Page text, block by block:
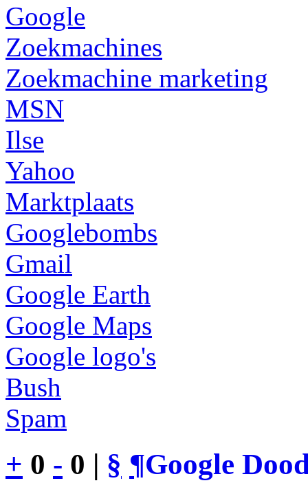
Google
Zoekmachines
Zoekmachine marketing
MSN
Ilse
Yahoo
Marktplaats
Googlebombs
Gmail
Google Earth
Google Maps
Google logo's
Bush
Spam
+ 0 - 0 | § ¶Google